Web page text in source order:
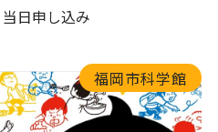
当日申し込み
福岡市科学館